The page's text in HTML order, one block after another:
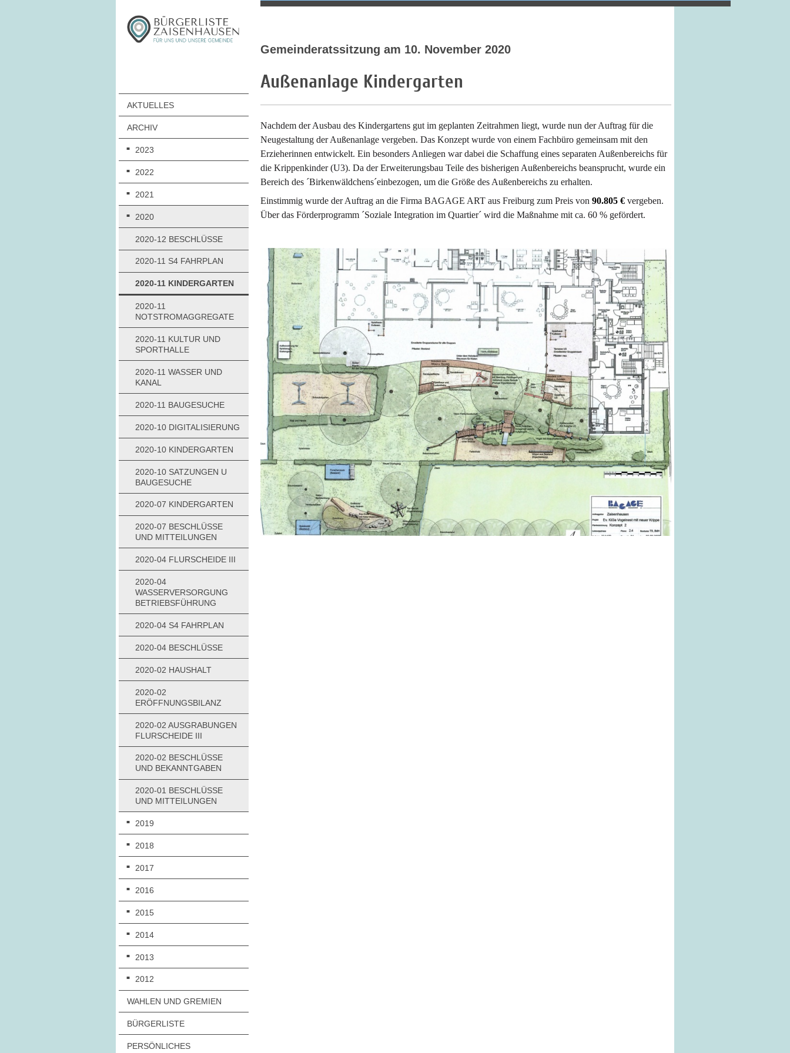
AKTUELLES
ARCHIV
2023
2022
2021
2020
2020-12 BESCHLÜSSE
2020-11 S4 FAHRPLAN
2020-11 KINDERGARTEN
2020-11
NOTSTROMAGGREGATE
2020-11 KULTUR UND
SPORTHALLE
2020-11 WASSER UND
KANAL
2020-11 BAUGESUCHE
2020-10 DIGITALISIERUNG
2020-10 KINDERGARTEN
2020-10 SATZUNGEN U
BAUGESUCHE
2020-07 KINDERGARTEN
2020-07 BESCHLÜSSE
UND MITTEILUNGEN
2020-04 FLURSCHEIDE III
2020-04
WASSERVERSORGUNG
BETRIEBSFÜHRUNG
2020-04 S4 FAHRPLAN
2020-04 BESCHLÜSSE
2020-02 HAUSHALT
2020-02
ERÖFFNUNGSBILANZ
2020-02 AUSGRABUNGEN
FLURSCHEIDE III
2020-02 BESCHLÜSSE
UND BEKANNTGABEN
2020-01 BESCHLÜSSE
UND MITTEILUNGEN
2019
2018
2017
2016
2015
2014
2013
2012
WAHLEN UND GREMIEN
BÜRGERLISTE
PERSÖNLICHES
Bürgerliste Zaisenhausen
Gemeinderatssitzung am 10. November 2020
Außenanlage Kindergarten
Nachdem der Ausbau des Kindergartens gut im geplanten Zeitrahmen liegt, wurde nun der Auftrag für die
Neugestaltung der Außenanlage vergeben. Das Konzept wurde von einem Fachbüro gemeinsam mit den
Erzieherinnen entwickelt. Ein besonders Anliegen war dabei die Schaffung eines separaten Außenbereichs für
die Krippenkinder (U3). Da der Erweiterungsbau Teile des bisherigen Außenbereichs beansprucht, wurde ein
Bereich des ´Birkenwäldchens´einbezogen, um die Größe des Außenbereichs zu erhalten.
Einstimmig wurde der Auftrag an die Firma BAGAGE ART aus Freiburg zum Preis von 90.805 € vergeben.
Über das Förderprogramm ´Soziale Integration im Quartier´ wird die Maßnahme mit ca. 60 % gefördert.